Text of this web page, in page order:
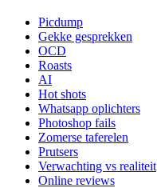
Picdump
Gekke gesprekken
OCD
Roasts
AI
Hot shots
Whatsapp oplichters
Photoshop fails
Zomerse taferelen
Prutsers
Verwachting vs realiteit
Online reviews